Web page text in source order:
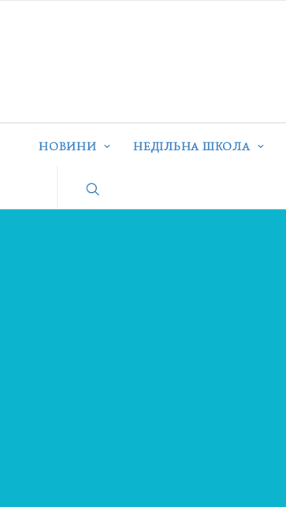
НОВИНИ НЕДІЛЬНА ШКОЛА